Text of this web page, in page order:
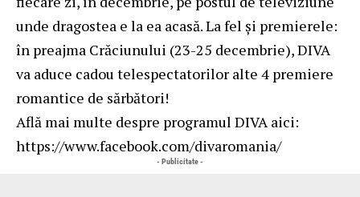
unde dragostea e la ea acasă. La fel și premierele:
în preajma Crăciunului (23-25 decembrie), DIVA
va aduce cadou telespectatorilor alte 4 premiere
romantice de sărbători!
Află mai multe despre programul DIVA aici:
https://www.facebook.com/divaromania/
- Publicitate -